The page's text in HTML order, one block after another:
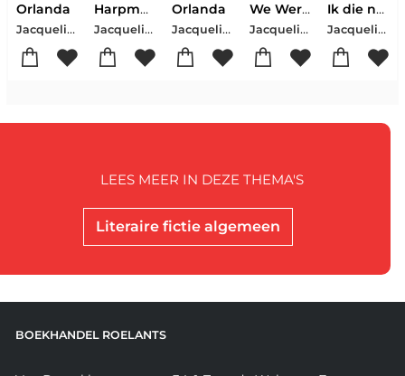
Orlanda
Jacqueline Harpman
Harpman, J: I Who Have Never Known Men
Jacqueline Harpman
Orlanda
Jacqueline Harpman
We Were Forbidden
Jacqueline Harpman
Ik die nooit een man heb gekend
Jacqueline Harpman
Literaire fictie algemeen
LEES MEER IN DEZE THEMA'S
BOEKHANDEL ROELANTS